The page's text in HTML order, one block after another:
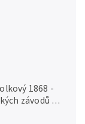
1868 -
závodů ve
lesk,